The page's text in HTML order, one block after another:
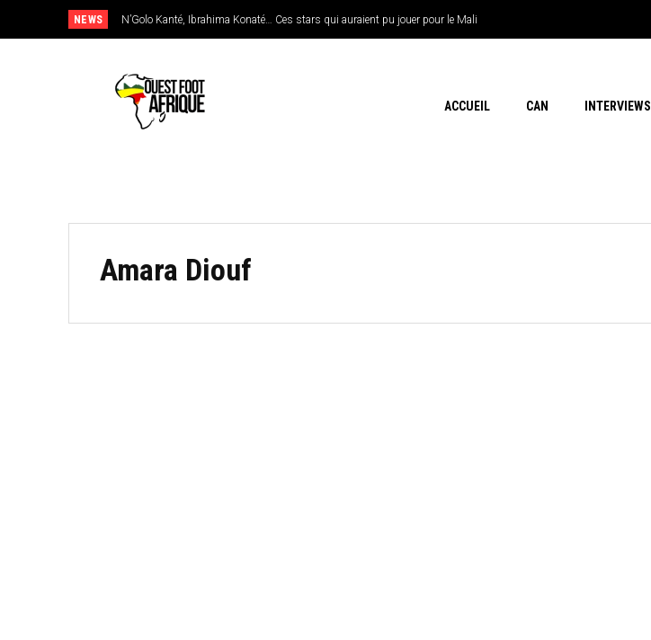
NEWS N’Golo Kanté, Ibrahima Konaté… Ces stars qui auraient pu jouer pour le Mali
ACCUEIL CAN INTERVIEWS
Amara Diouf